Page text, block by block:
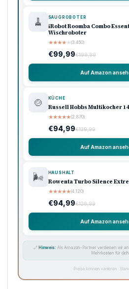
🧹 SAUGROBOTER
iRobot Roomba Combo
Wischroboter
★★★★★(3.450)
€99,99€199,99
Auf Amazon
🍲 KÜCHE
Russell Hobbs Multikocher
★★★★★(2.870)
€94,99€139,99
Auf Amazon
🌬️ HAUSHALT
Rowenta Turbo Silence
★★★★★(4.120)
€94,99€129,99
Auf Amazon
🔗 Hinweis: Als Amazon-Partner verdienen wir
Mehrkosten für
Preise können variieren ·